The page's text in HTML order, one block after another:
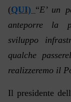
(QUI) “E’ un
anteporre la
sviluppo
qualche
realizzeremo il
Il presidente